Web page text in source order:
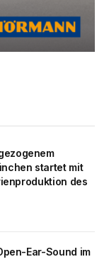
startet mit
des
Ear-Sound im